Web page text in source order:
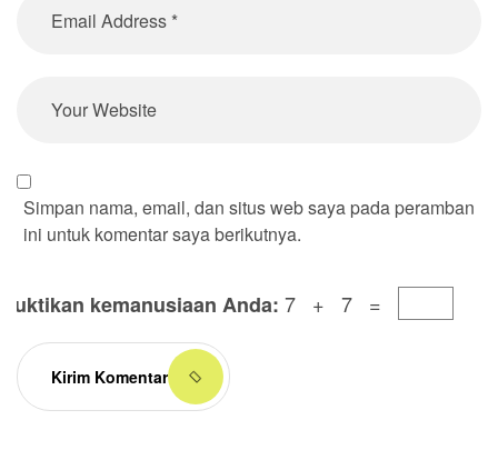
Simpan nama, email, dan situs web saya pada peramban
ini untuk komentar saya berikutnya.
Buktikan kemanusiaan Anda: 7 + 7 =
Kirim Komentar